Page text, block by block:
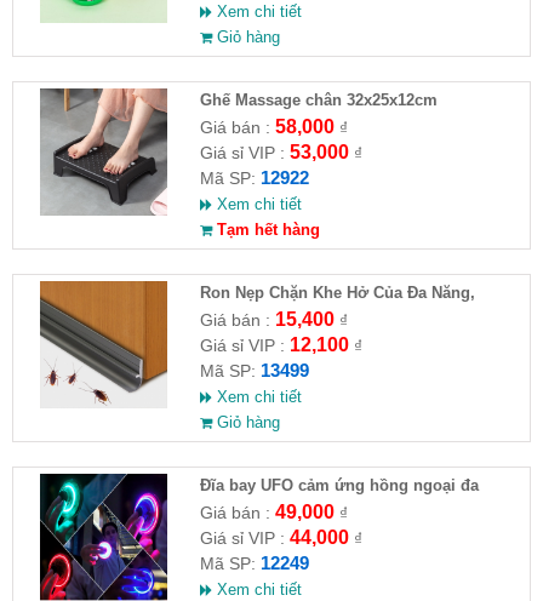
Xem chi tiết
Giỏ hàng
Ghế Massage chân 32x25x12cm
Giá bán : 58,000₫
Giá sỉ VIP : 53,000₫
Mã SP: 12922
Xem chi tiết
Tạm hết hàng
Ron Nẹp Chặn Khe Hở Của Đa Năng,
Chống Côn Trùng( HĐ )
Giá bán : 15,400₫
Giá sỉ VIP : 12,100₫
Mã SP: 13499
Xem chi tiết
Giỏ hàng
Đĩa bay UFO cảm ứng hồng ngoại đa
chiều tự động bay về
Giá bán : 49,000₫
Giá sỉ VIP : 44,000₫
Mã SP: 12249
Xem chi tiết